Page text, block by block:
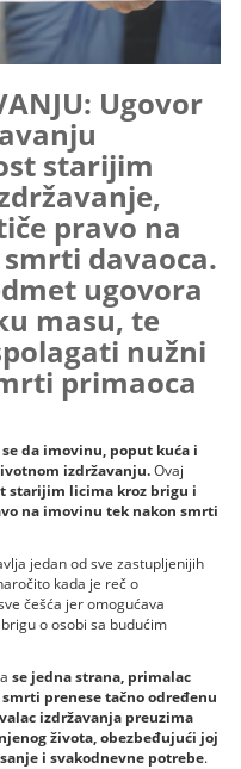
Ugovor
starijim
pravo na
davaoca.
ugovora
masu, te
nužni
primaoca
da imovinu, poput kuća i
izdržavanju.Ovaj
starijim licima kroz brigu i
na imovinu tek nakon smrti
jedan od sve zastupljenijih
kada je reč o
češća jer omogućava
o osobi sa budućim
se jedna strana, primalac
prenese tačno određenu
izdržavanja preuzima
života, obezbeđujući joj
i svakodnevne potrebe.